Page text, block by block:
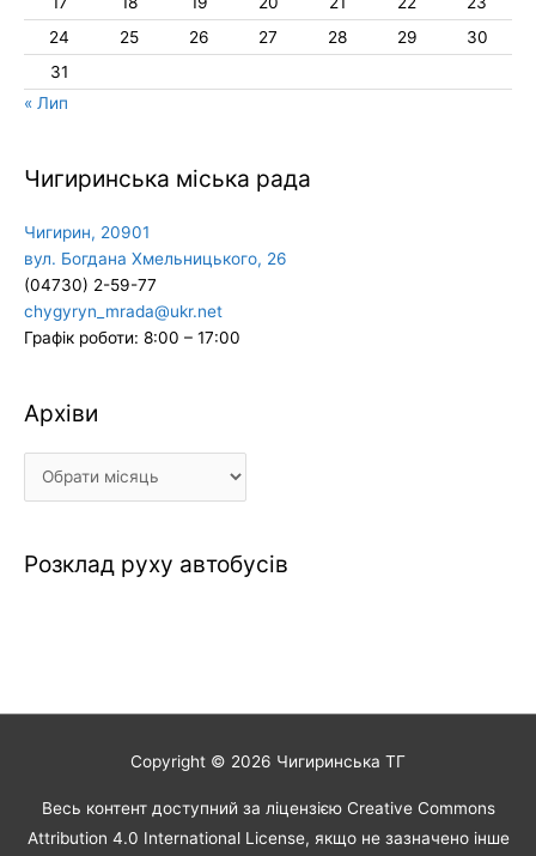
24
25 26 27 28 29
30
31
« Лип
Чигиринська міська рада
Чигирин, 20901
вул. Богдана Хмельницького, 26
(04730) 2-59-77
chygyryn_mrada@ukr.net
Графік роботи: 8:00 – 17:00
Архіви
Архіви
Розклад руху автобусів
Copyright © 2026 Чигиринська ТГ
Весь контент доступний за ліцензією Creative Commons
Attribution 4.0 International License, якщо не зазначено інше